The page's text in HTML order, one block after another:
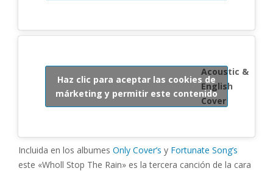
Acoustic &
English
Cover
Haz clic para aceptar las cookies de
márketing y permitir este contenido
Incluida en los albumes Only Cover’s y Fortunate Song’s
este «Wholl Stop The Rain» es la tercera canción de la cara